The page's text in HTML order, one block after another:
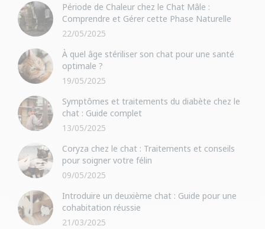
Période de Chaleur chez le Chat Mâle :
Comprendre et Gérer cette Phase Naturelle
22/05/2025
À quel âge stériliser son chat pour une santé
optimale ?
19/05/2025
Symptômes et traitements du diabète chez le
chat : Guide complet
13/05/2025
Coryza chez le chat : Traitements et conseils
pour soigner votre félin
09/05/2025
Introduire un deuxième chat : Guide pour une
cohabitation réussie
21/03/2025